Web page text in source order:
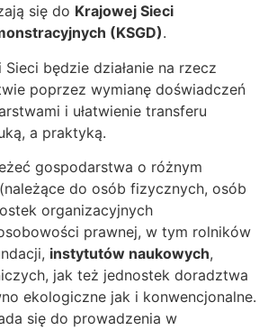
się do Krajowej Sieci
(KSGD).
Sieci będzie działanie na rzecz
poprzez wymianę doświadczeń
i ułatwienie transferu
a praktyką.
gospodarstwa o różnym
do osób fizycznych, osób
organizacyjnych
prawnej, w tym rolników
instytutów naukowych,
jak też jednostek doradztwa
ekologiczne jak i konwencjonalne.
się do prowadzenia w